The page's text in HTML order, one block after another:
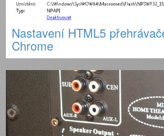
Nastavení HTML5
Chrome